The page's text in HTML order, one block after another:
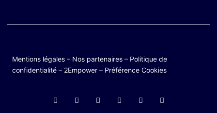
Mentions légales – Nos partenaires – Politique de
confidentialité – 2Empower – Préférence Cookies